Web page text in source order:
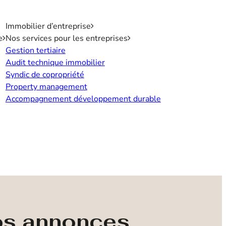
Immobilier d’entreprise
Nos services pour les entreprises
Gestion tertiaire
Audit technique immobilier
Syndic de copropriété
Property management
Accompagnement développement durable